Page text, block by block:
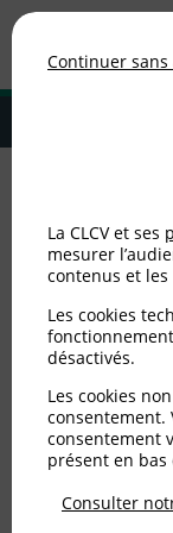
MENU
Publié le15/06/2012
Logement
Continuer
La CLCV et ses
mesurer
contenus et les
Les cookies
désactivés.
Les cookies
consentement.
consentement
présent en bas
Consulter